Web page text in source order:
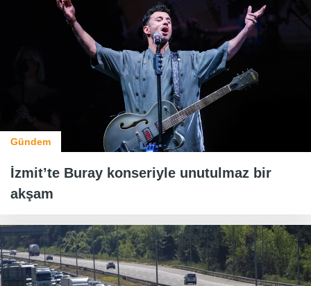
Gündem
İzmit’te Buray konseriyle unutulmaz bir
akşam